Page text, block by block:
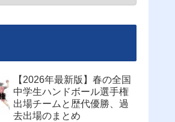
【2026年最新版】春の全国
中学生ハンドボール選手権
出場チームと歴代優勝、過
去出場のまとめ